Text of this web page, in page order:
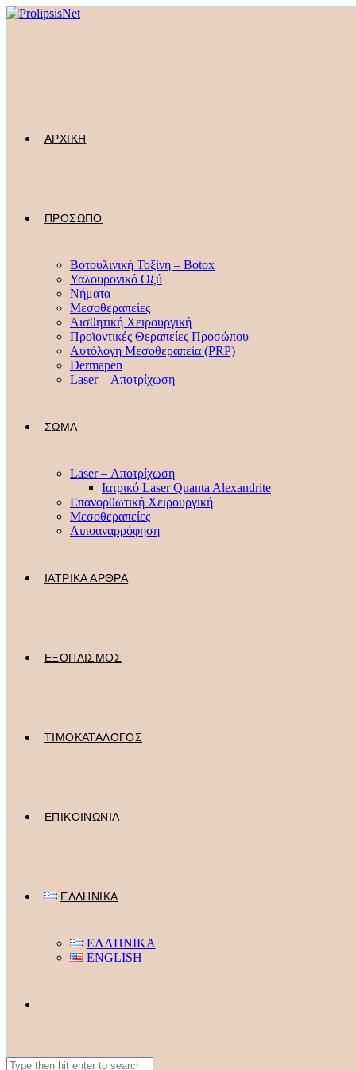
Skip
ΑΡΧΙΚΗ
ΠΡΟΣΩΠΟ
Βοτουλινική Τοξίνη – Botox
Υαλουρονικό Οξύ
Νήματα
Μεσοθεραπείες
Αισθητική Χειρουργική
Προϊοντικές Θεραπείες Προσώπου
Αυτόλογη Μεσοθεραπεία (PRP)
Dermapen
Laser – Αποτρίχωση
ΣΩΜΑ
Laser – Αποτρίχωση
Ιατρικό Laser Quanta Alexandrite
Επανορθωτική Χειρουργική
Μεσοθεραπείες
Λιποαναρρόφηση
ΙΑΤΡΙΚΑ ΑΡΘΡΑ
ΕΞΟΠΛΙΣΜΟΣ
ΤΙΜΟΚΑΤΑΛΟΓΟΣ
ΕΠΙΚΟΙΝΩΝΙΑ
ΕΛΛΗΝΙΚΑ
ΕΛΛΗΝΙΚΑ
ENGLISH
Search